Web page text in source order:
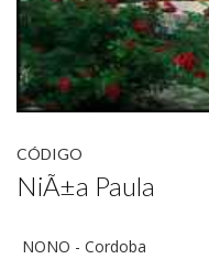
CÓDIGO
NiÃ±a Paula
NONO - Cordoba